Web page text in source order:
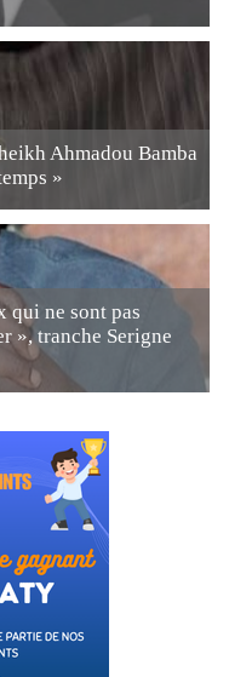
Ahmadou Bamba
»
qui ne sont pas
», tranche Serigne